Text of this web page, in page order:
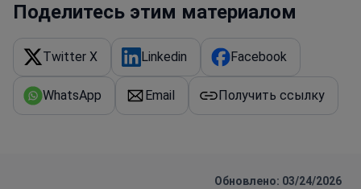
Поделитесь этим материалом
Twitter X Linkedin Facebook
WhatsApp Email Получить ссылку
Обновлено: 03/24/2026